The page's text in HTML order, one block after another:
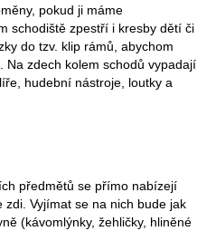
pokud ji máme
schodiště zpestří i kresby dětí či
do tzv. klip rámů, abychom
Na zdech kolem schodů vypadají
hudební nástroje, loutky a
předmětů se přímo nabízejí
Vyjímat se na nich bude jak
(kávomlýnky, žehličky, hliněné